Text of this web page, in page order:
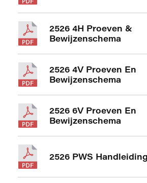
2526 4H Proeven &
Bewijzenschema
2526 4V Proeven En
Bewijzenschema
2526 6V Proeven En
Bewijzenschema
2526 PWS